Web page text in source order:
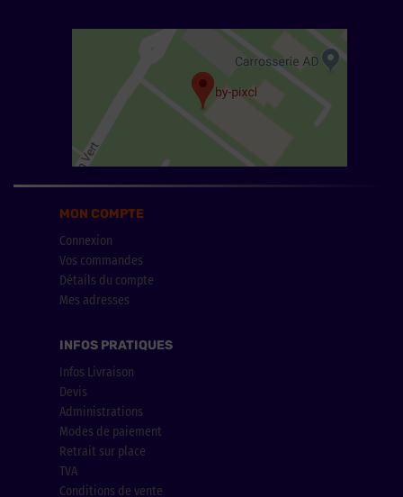
MON COMPTE
Connexion
Vos commandes
Détails du compte
Mes adresses
INFOS PRATIQUES
Infos Livraison
Devis
Administrations
Modes de paiement
Retrait sur place
TVA
Conditions de vente